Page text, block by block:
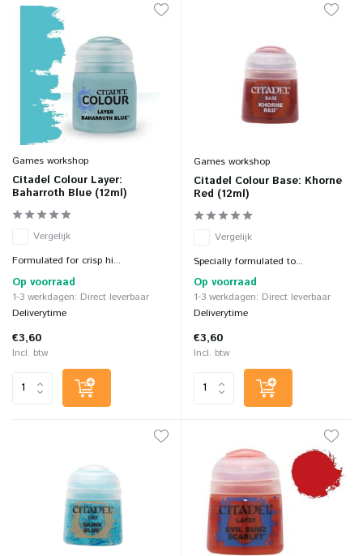
Games workshop
Citadel Colour Layer:
Baharroth Blue (12ml)
Vergelijk
Formulated for crisp hi...
Op voorraad
1-3 werkdagen: Direct leverbaar
Deliverytime
€3,60
Incl. btw
Games workshop
Citadel Colour Base: Khorne
Red (12ml)
Vergelijk
Specially formulated to...
Op voorraad
1-3 werkdagen: Direct leverbaar
Deliverytime
€3,60
Incl. btw